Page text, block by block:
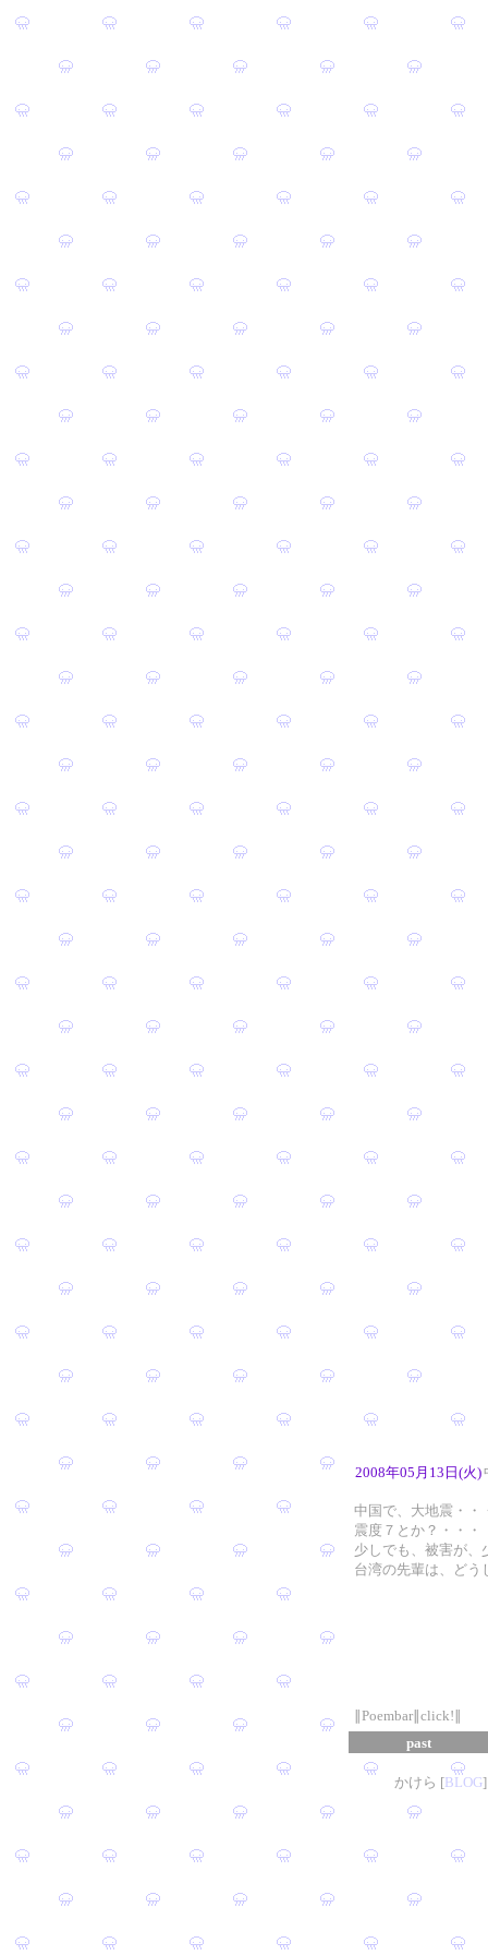
2008年05月13日(火)
中国で、大地震・・
震度７とか？・・・
少しでも、被害が、
台湾の先輩は、どう
∥Poembar∥click!∥
past
かけら [BLOG